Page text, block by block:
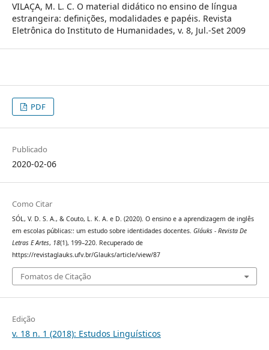
VILAÇA, M. L. C. O material didático no ensino de língua
estrangeira: definições, modalidades e papéis. Revista
Eletrônica do Instituto de Humanidades, v. 8, Jul.-Set 2009
PDF
Publicado
2020-02-06
Como Citar
SÓL, V. D. S. A., & Couto, L. K. A. e D. (2020). O ensino e a aprendizagem de inglês
em escolas públicas:: um estudo sobre identidades docentes. Gláuks - Revista De
Letras E Artes, 18(1), 199–220. Recuperado de
https://revistaglauks.ufv.br/Glauks/article/view/87
Fomatos de Citação
Edição
v. 18 n. 1 (2018): Estudos Linguísticos